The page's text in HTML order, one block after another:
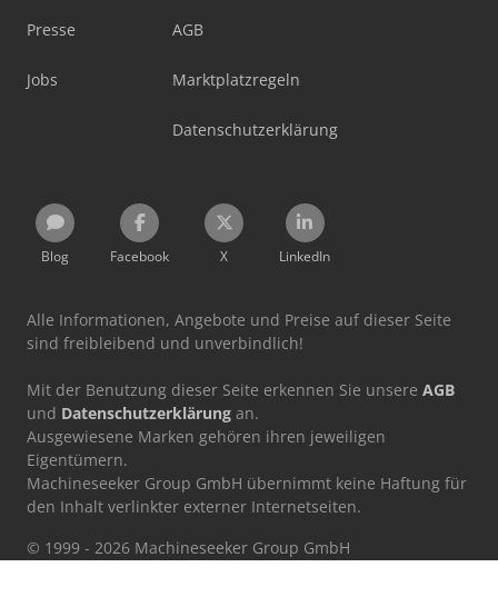
Presse
Jobs
AGB
Marktplatzregeln
Datenschutzerklärung
Blog Facebook X LinkedIn
Alle Informationen, Angebote und Preise auf dieser Seite
sind freibleibend und unverbindlich!
Mit der Benutzung dieser Seite erkennen Sie unsere AGB
und Datenschutzerklärung an.
Ausgewiesene Marken gehören ihren jeweiligen
Eigentümern.
Machineseeker Group GmbH übernimmt keine Haftung für
den Inhalt verlinkter externer Internetseiten.
© 1999 - 2026 Machineseeker Group GmbH